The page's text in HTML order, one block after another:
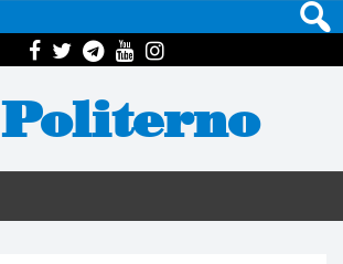
Politerno